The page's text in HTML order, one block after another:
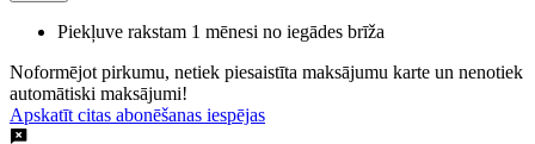
Piekļuve rakstam 1 mēnesi no iegādes brīža
Noformējot pirkumu, netiek piesaistīta maksājumu karte un nenotiek
automātiski maksājumi!
Apskatīt citas abonēšanas iespējas